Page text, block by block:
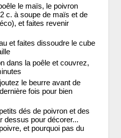
le maïs, le poivron
c. à soupe de maïs et de
et faites revenir
et faites dissoudre le cube
dans la poêle et couvrez,
le beurre avant de
fois pour bien
dés de poivron et des
dessus pour décorer...
et pourquoi pas du